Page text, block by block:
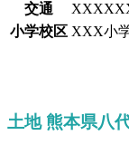
交通
小学校区 XXX小
土地 熊本県八